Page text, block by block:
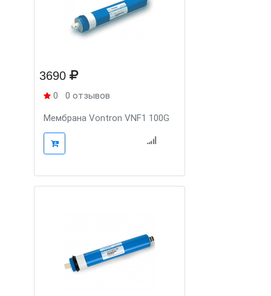
3690
0 0 отзывов
Мембрана Vontron VNF1 100G